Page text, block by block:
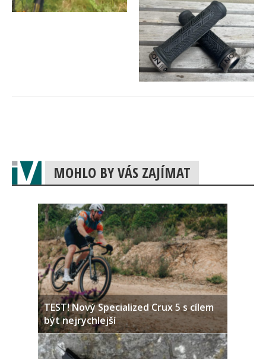
MOHLO BY VÁS ZAJÍMAT
TEST! Nový Specialized Crux 5 s cílem
být nejrychlejší